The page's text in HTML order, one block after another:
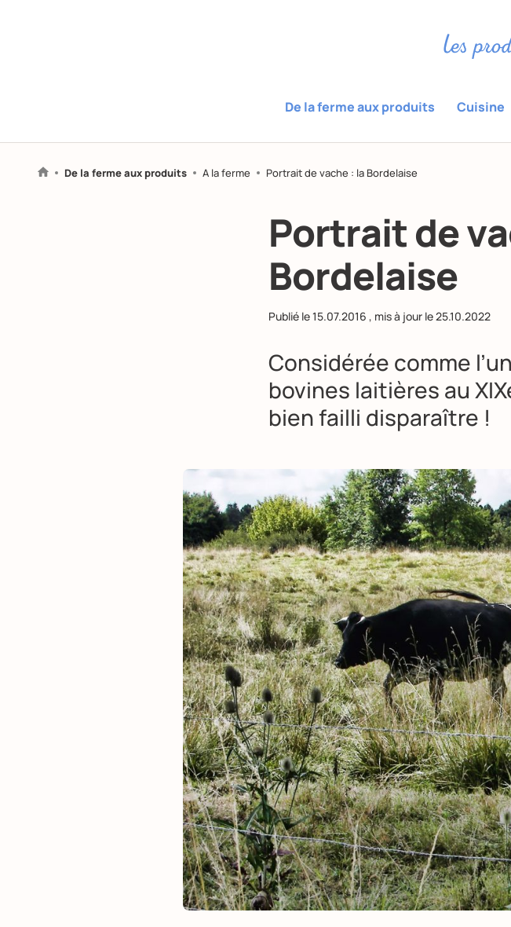
De la ferme aux produits Cuisine
De la ferme aux produits A la ferme Portrait de vache : la Bordelaise
Portrait de
Bordelaise
Publié le15.07.2016 , mis à jour le25.10.2022
Considérée comme
bovines laitières au
bien failli disparaître !